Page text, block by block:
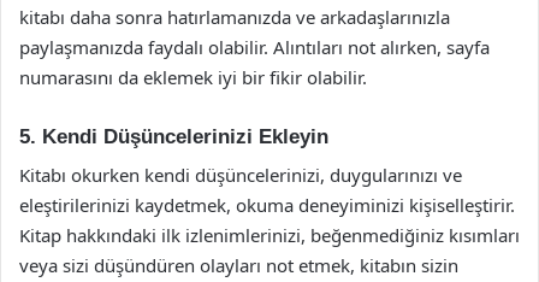
kitabı daha sonra hatırlamanızda ve arkadaşlarınızla
paylaşmanızda faydalı olabilir. Alıntıları not alırken, sayfa
numarasını da eklemek iyi bir fikir olabilir.
5. Kendi Düşüncelerinizi Ekleyin
Kitabı okurken kendi düşüncelerinizi, duygularınızı ve
eleştirilerinizi kaydetmek, okuma deneyiminizi kişiselleştirir.
Kitap hakkındaki ilk izlenimlerinizi, beğenmediğiniz kısımları
veya sizi düşündüren olayları not etmek, kitabın sizin